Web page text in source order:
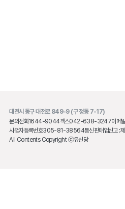
대전시 동구 대전로 849-9 (구 정동 7-17)
문의전화1644-9044팩스042-638-3247이메
사업자등록번호305-81-38564통신판매업신고 :
All Contents Copyright ⓒ유신당